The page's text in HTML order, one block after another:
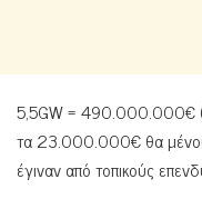
5,5GW = 490.000.000€
τα 23.000.000€ θα
έγιναν από τοπικούς